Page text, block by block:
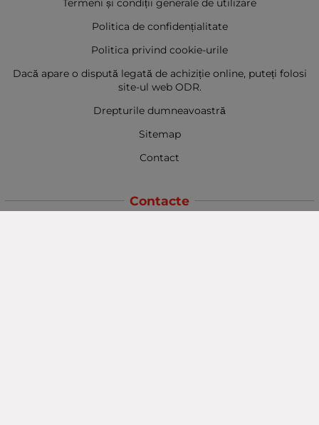
Termeni și condiții generale de utilizare
Politica de confidențialitate
Politica privind cookie-urile
Dacă apare o dispută legată de achiziție online, puteți folosi
site-ul web ODR.
Drepturile dumneavoastră
Sitemap
Contact
Contacte